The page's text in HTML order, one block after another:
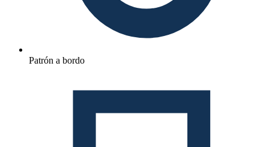
Patrón a bordo